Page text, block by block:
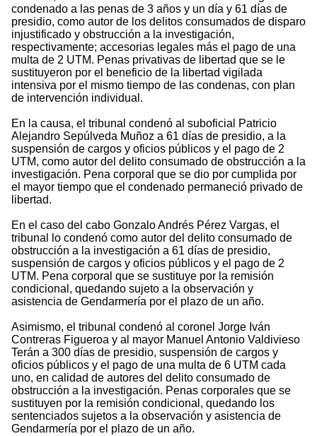
condenado a las penas de 3 años y un día y 61 días de
presidio, como autor de los delitos consumados de disparo
injustificado y obstrucción a la investigación,
respectivamente; accesorias legales más el pago de una
multa de 2 UTM. Penas privativas de libertad que se le
sustituyeron por el beneficio de la libertad vigilada
intensiva por el mismo tiempo de las condenas, con plan
de intervención individual.
En la causa, el tribunal condenó al suboficial Patricio
Alejandro Sepúlveda Muñoz a 61 días de presidio, a la
suspensión de cargos y oficios públicos y el pago de 2
UTM, como autor del delito consumado de obstrucción a la
investigación. Pena corporal que se dio por cumplida por
el mayor tiempo que el condenado permaneció privado de
libertad.
En el caso del cabo Gonzalo Andrés Pérez Vargas, el
tribunal lo condenó como autor del delito consumado de
obstrucción a la investigación a 61 días de presidio,
suspensión de cargos y oficios públicos y el pago de 2
UTM. Pena corporal que se sustituye por la remisión
condicional, quedando sujeto a la observación y
asistencia de Gendarmería por el plazo de un año.
Asimismo, el tribunal condenó al coronel Jorge Iván
Contreras Figueroa y al mayor Manuel Antonio Valdivieso
Terán a 300 días de presidio, suspensión de cargos y
oficios públicos y el pago de una multa de 6 UTM cada
uno, en calidad de autores del delito consumado de
obstrucción a la investigación. Penas corporales que se
sustituyen por la remisión condicional, quedando los
sentenciados sujetos a la observación y asistencia de
Gendarmería por el plazo de un año.